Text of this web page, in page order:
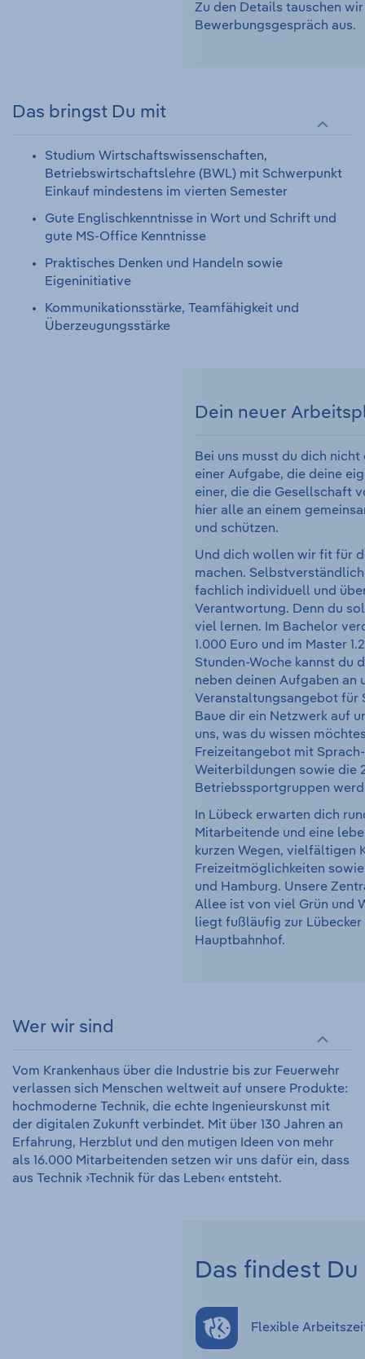
Zu den Details tauschen
Bewerbungsgespräch aus.
Das bringst Du mit
Studium Wirtschaftswissenschaften,
Betriebswirtschaftslehre (BWL) mit Schwerpunkt
Einkauf mindestens im vierten Semester
Gute Englischkenntnisse in Wort und Schrift und
gute MS-Office Kenntnisse
Praktisches Denken und Handeln sowie
Eigeninitiative
Kommunikationsstärke, Teamfähigkeit und
Überzeugungsstärke
Dein neuer
Bei uns musst du dich
einer Aufgabe, die deine
einer, die die Gesellschaft
hier alle an einem
und schützen.
Und dich wollen wir fit für
machen.
fachlich individuell und
Verantwortung. Denn du
viel lernen. Im Bachelor
1.000 Euro und im Master
Stunden-Woche kannst du
neben deinen Aufgaben an
Veranstaltungsangebot für
Baue dir ein Netzwerk auf
uns, was du wissen
Freizeitangebot mit
Weiterbildungen sowie die
Betriebssportgruppen
In Lübeck erwarten dich
Mitarbeitende und eine
kurzen Wegen, vielfältigen
Freizeitmöglichkeiten
und Hamburg. Unsere
Allee ist von viel Grün und
liegt fußläufig zur
Hauptbahnhof.
Wer wir sind
Vom Krankenhaus über die Industrie bis zur Feuerwehr
verlassen sich Menschen weltweit auf unsere Produkte:
hochmoderne Technik, die echte Ingenieurskunst mit
der digitalen Zukunft verbindet. Mit über 130 Jahren an
Erfahrung, Herzblut und den mutigen Ideen von mehr
als 16.000 Mitarbeitenden setzen wir uns dafür ein, dass
aus Technik ›Technik für das Leben‹ entsteht.
Das findest Du
Flexible